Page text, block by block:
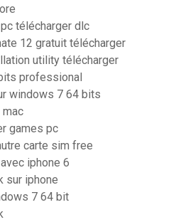
télécharger dlc
12 gratuit télécharger
utility télécharger
professional
windows 7 64 bits
games pc
carte sim free
iphone 6
sur iphone
7 64 bit